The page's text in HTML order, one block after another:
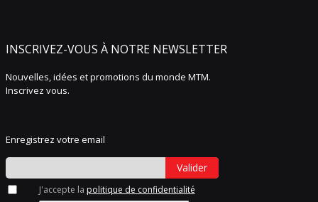
INSCRIVEZ-VOUS À NOTRE NEWSLETTER
Nouvelles, idées et promotions du monde MTM.
Inscrivez vous.
Enregistrez votre email
Valider
J'accepte la politique de confidentialité